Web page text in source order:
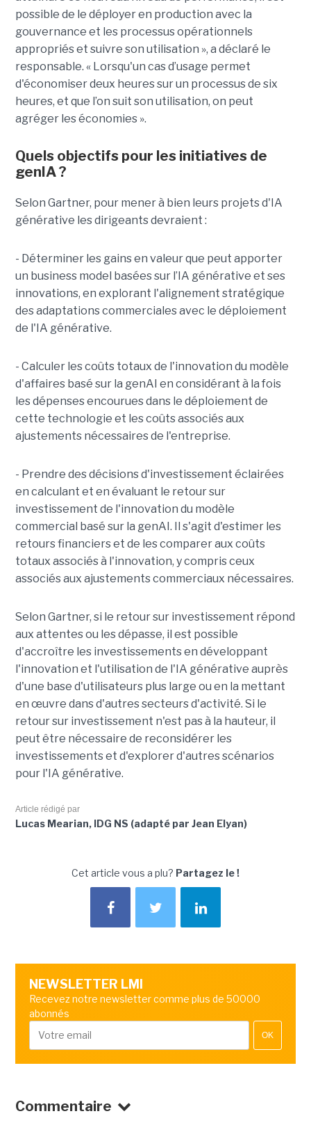
possible de le déployer en production avec la
gouvernance et les processus opérationnels
appropriés et suivre son utilisation », a déclaré le
responsable. « Lorsqu'un cas d’usage permet
d'économiser deux heures sur un processus de six
heures, et que l’on suit son utilisation, on peut
agréger les économies ».
Quels objectifs pour les initiatives de
genIA ?
Selon Gartner, pour mener à bien leurs projets d'IA
générative les dirigeants devraient :
- Déterminer les gains en valeur que peut apporter
un business model basées sur l’IA générative et ses
innovations, en explorant l'alignement stratégique
des adaptations commerciales avec le déploiement
de l'IA générative.
- Calculer les coûts totaux de l'innovation du modèle
d'affaires basé sur la genAI en considérant à la fois
les dépenses encourues dans le déploiement de
cette technologie et les coûts associés aux
ajustements nécessaires de l'entreprise.
- Prendre des décisions d'investissement éclairées
en calculant et en évaluant le retour sur
investissement de l'innovation du modèle
commercial basé sur la genAI. Il s'agit d'estimer les
retours financiers et de les comparer aux coûts
totaux associés à l'innovation, y compris ceux
associés aux ajustements commerciaux nécessaires.
Selon Gartner, si le retour sur investissement répond
aux attentes ou les dépasse, il est possible
d'accroître les investissements en développant
l'innovation et l'utilisation de l'IA générative auprès
d'une base d'utilisateurs plus large ou en la mettant
en œuvre dans d'autres secteurs d'activité. Si le
retour sur investissement n'est pas à la hauteur, il
peut être nécessaire de reconsidérer les
investissements et d'explorer d'autres scénarios
pour l'IA générative.
Article rédigé par
Lucas Mearian, IDG NS (adapté par Jean Elyan)
Cet article vous a plu? Partagez le !
NEWSLETTER LMI
Recevez notre newsletter comme plus de 50000
abonnés
OK
Commentaire